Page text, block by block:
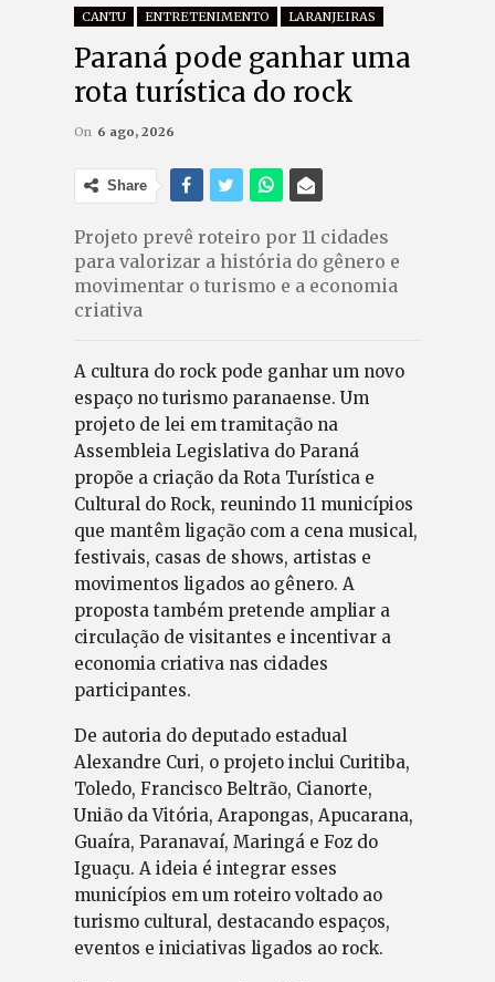
CANTU ENTRETENIMENTO LARANJEIRAS
Paraná pode ganhar uma
rota turística do rock
On 6 ago, 2026
Share
Projeto prevê roteiro por 11 cidades
para valorizar a história do gênero e
movimentar o turismo e a economia
criativa
A cultura do rock pode ganhar um novo
espaço no turismo paranaense. Um
projeto de lei em tramitação na
Assembleia Legislativa do Paraná
propõe a criação da Rota Turística e
Cultural do Rock, reunindo 11 municípios
que mantêm ligação com a cena musical,
festivais, casas de shows, artistas e
movimentos ligados ao gênero. A
proposta também pretende ampliar a
circulação de visitantes e incentivar a
economia criativa nas cidades
participantes.
De autoria do deputado estadual
Alexandre Curi, o projeto inclui Curitiba,
Toledo, Francisco Beltrão, Cianorte,
União da Vitória, Arapongas, Apucarana,
Guaíra, Paranavaí, Maringá e Foz do
Iguaçu. A ideia é integrar esses
municípios em um roteiro voltado ao
turismo cultural, destacando espaços,
eventos e iniciativas ligados ao rock.